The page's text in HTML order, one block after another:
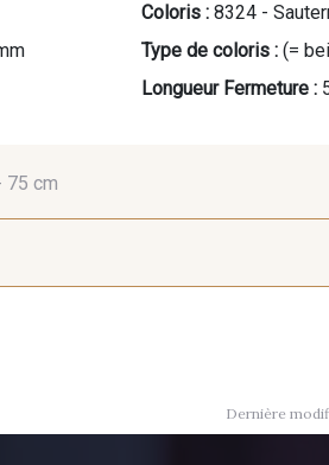
Coloris : 8324 -
Type de coloris : (=
Longueur Fermeture :
75 cm
Dernière